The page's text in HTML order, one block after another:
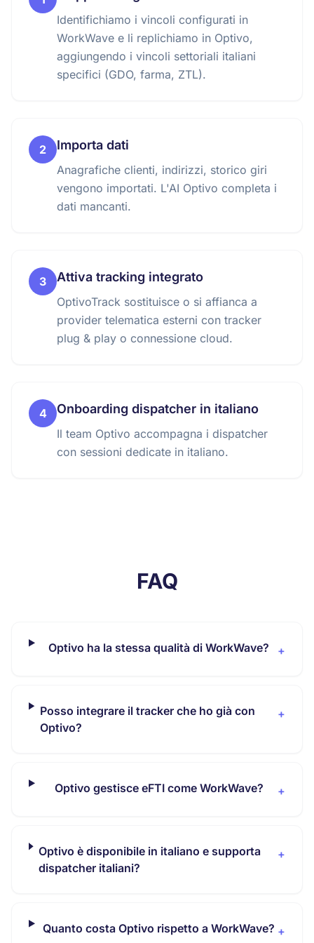
Identifichiamo i vincoli configurati in
WorkWave e li replichiamo in Optivo,
aggiungendo i vincoli settoriali italiani
specifici (GDO, farma, ZTL).
2 Importa dati
Anagrafiche clienti, indirizzi, storico giri
vengono importati. L'AI Optivo completa i
dati mancanti.
3 Attiva tracking integrato
OptivoTrack sostituisce o si affianca a
provider telematica esterni con tracker
plug & play o connessione cloud.
4 Onboarding dispatcher in italiano
Il team Optivo accompagna i dispatcher
con sessioni dedicate in italiano.
FAQ
Optivo ha la stessa qualità di WorkWave? +
Posso integrare il tracker che ho già con
Optivo?
+
Optivo gestisce eFTI come WorkWave? +
Optivo è disponibile in italiano e supporta
dispatcher italiani?
+
Quanto costa Optivo rispetto a WorkWave? +